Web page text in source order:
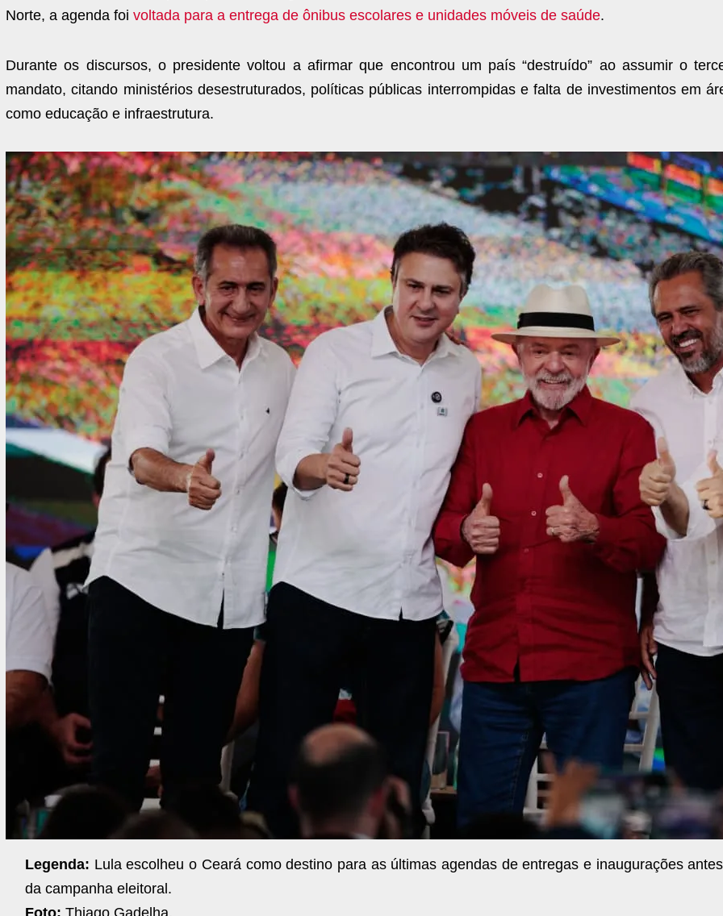
Norte, a agenda foi voltada para a entrega de ônibus escolares e unidades móveis de saúde.
Durante os discursos, o presidente voltou a afirmar que encontrou um país “destruído” ao assumir o
mandato, citando ministérios desestruturados, políticas públicas interrompidas e falta de investimentos em
como educação e infraestrutura.
Legenda: Lula escolheu o Ceará como destino para as últimas agendas de entregas e inaugurações antes
da campanha eleitoral.
Foto: Thiago Gadelha.